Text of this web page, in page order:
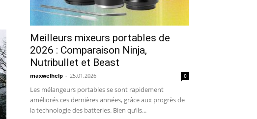
Meilleurs mixeurs portables de
2026 : Comparaison Ninja,
Nutribullet et Beast
maxwelhelp - 25.01.2026 0
Les mélangeurs portables se sont rapidement
améliorés ces dernières années, grâce aux progrès de
la technologie des batteries. Bien qu’ils...